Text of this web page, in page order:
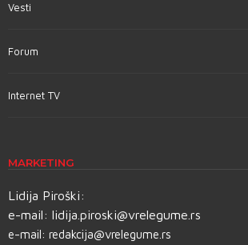
Vesti
Forum
Internet TV
MARKETING
Lidija Piroški:
e-mail: lidija.piroski@vrelegume.rs
e-mail: redakcija@vrelegume.rs